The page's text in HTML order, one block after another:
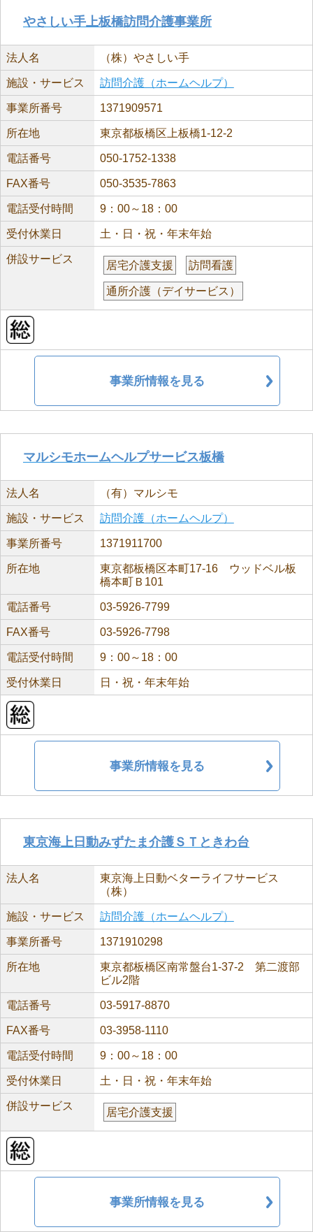
やさしい手上板橋訪問介護事業所
法人名 （株）やさしい手
施設・サービス 訪問介護（ホームヘルプ）
事業所番号 1371909571
所在地 東京都板橋区上板橋1-12-2
電話番号 050-1752-1338
FAX番号 050-3535-7863
電話受付時間 9：00～18：00
受付休業日 土・日・祝・年末年始
併設サービス
居宅介護支援 訪問看護
通所介護（デイサービス）
事業所情報を見る
マルシモホームヘルプサービス板橋
法人名 （有）マルシモ
施設・サービス 訪問介護（ホームヘルプ）
事業所番号 1371911700
所在地
東京都板橋区本町17-16 ウッドベル板
橋本町Ｂ101
電話番号 03-5926-7799
FAX番号 03-5926-7798
電話受付時間 9：00～18：00
受付休業日 日・祝・年末年始
事業所情報を見る
東京海上日動みずたま介護ＳＴときわ台
法人名
東京海上日動ベターライフサービス
（株）
施設・サービス 訪問介護（ホームヘルプ）
事業所番号 1371910298
所在地
東京都板橋区南常盤台1-37-2 第二渡部
ビル2階
電話番号 03-5917-8870
FAX番号 03-3958-1110
電話受付時間 9：00～18：00
受付休業日 土・日・祝・年末年始
併設サービス
居宅介護支援
事業所情報を見る